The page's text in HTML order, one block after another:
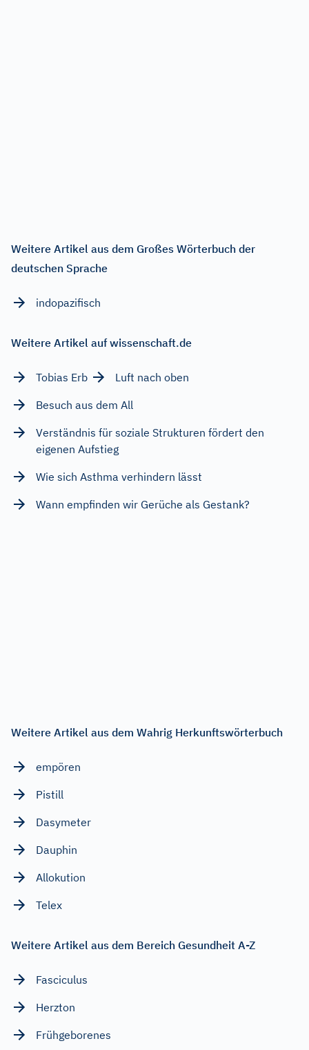
Weitere Artikel aus dem Großes Wörterbuch der
deutschen Sprache
indopazifisch
Weitere Artikel auf wissenschaft.de
Tobias Erb
Luft nach oben
Besuch aus dem All
Verständnis für soziale Strukturen fördert den
eigenen Aufstieg
Wie sich Asthma verhindern lässt
Wann empfinden wir Gerüche als Gestank?
Weitere Artikel aus dem Wahrig Herkunftswörterbuch
empören
Pistill
Dasymeter
Dauphin
Allokution
Telex
Weitere Artikel aus dem Bereich Gesundheit A-Z
Fasciculus
Herzton
Frühgeborenes